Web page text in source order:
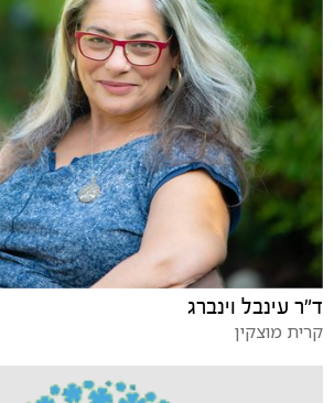
ד"ר עינבל וינברג
קרית מוצקין